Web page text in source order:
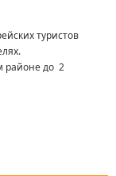
туристов
районе до 2